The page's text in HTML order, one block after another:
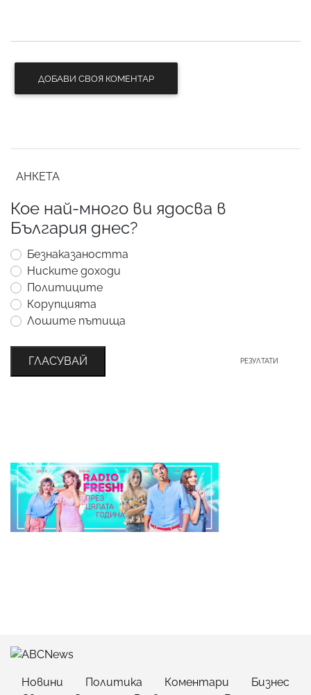
ДОБАВИ СВОЯ КОМЕНТАР
АНКЕТА
Кое най-много ви ядосва в
България днес?
Безнаказаността
Ниските доходи
Политиците
Корупцията
Лошите пътища
ГЛАСУВАЙ РЕЗУЛТАТИ
Новини Политика Коментари
Бизнес